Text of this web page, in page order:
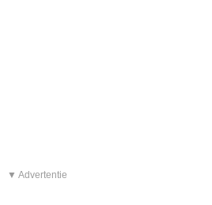
▼ Advertentie